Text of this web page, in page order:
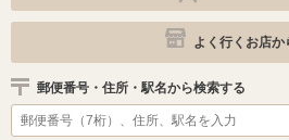
よく行くお店か
郵便番号・住所・駅名から検索する